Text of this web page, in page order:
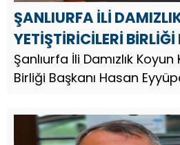
ŞANLIURFA İLİ
YETİŞTİRİCİLERİ
HASAN
ATATÜRK’Ü ANMA
Şanlıurfa İli Damızlık
Birliği Başkanı Hasan
Atatürk’ün vefatının 87.